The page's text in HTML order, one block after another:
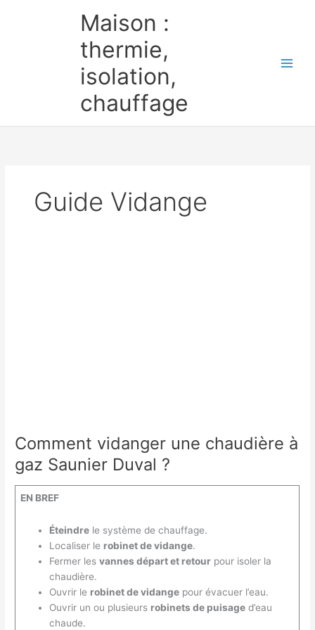
Maison :
thermie,
isolation,
chauffage
Guide Vidange
Comment vidanger une chaudière à
gaz Saunier Duval ?
EN BREF
Éteindrele système de chauffage.
Localiser le robinet de vidange.
Fermer les vannes départ et retourpour isoler la
chaudière.
Ouvrir le robinet de vidangepour évacuer l’eau.
Ouvrir un ou plusieurs robinets de puisaged’eau
chaude.